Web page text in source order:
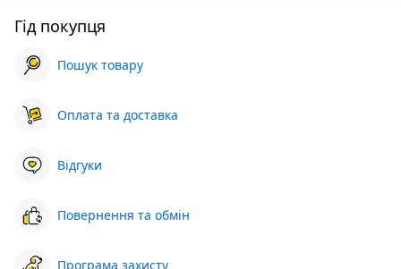
Гід покупця
Пошук товару
Оплата та доставка
Відгуки
Повернення та обмін
Програма захисту